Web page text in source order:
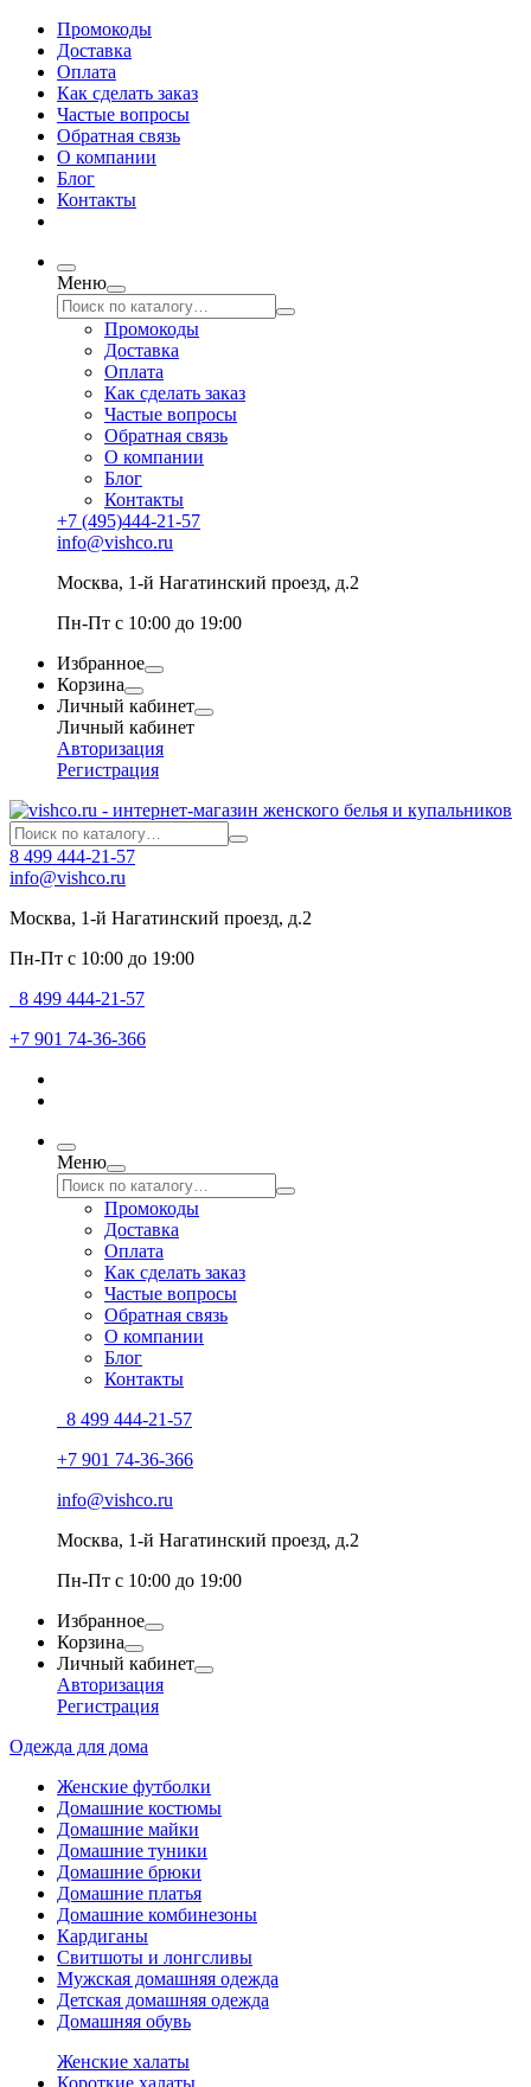
Промокоды
Доставка
Оплата
Как сделать заказ
Частые вопросы
Обратная связь
О компании
Блог
Контакты
Меню
Промокоды
Доставка
Оплата
Как сделать заказ
Частые вопросы
Обратная связь
О компании
Блог
Контакты
+7 (495)444-21-57
info@vishco.ru
Москва, 1-й Нагатинский проезд, д.2
Пн-Пт с 10:00 до 19:00
Избранное
Корзина
Личный кабинет
Личный кабинет
Авторизация
Регистрация
8 499 444-21-57
info@vishco.ru
Москва, 1-й Нагатинский проезд, д.2
Пн-Пт с 10:00 до 19:00
8 499 444-21-57
+7 901 74-36-366
Меню
Промокоды
Доставка
Оплата
Как сделать заказ
Частые вопросы
Обратная связь
О компании
Блог
Контакты
8 499 444-21-57
+7 901 74-36-366
info@vishco.ru
Москва, 1-й Нагатинский проезд, д.2
Пн-Пт с 10:00 до 19:00
Избранное
Корзина
Личный кабинет
Авторизация
Регистрация
Одежда для дома
Женские футболки
Домашние костюмы
Домашние майки
Домашние туники
Домашние брюки
Домашние платья
Домашние комбинезоны
Кардиганы
Свитшоты и лонгсливы
Мужская домашняя одежда
Детская домашняя одежда
Домашняя обувь
Женские халаты
Короткие халаты